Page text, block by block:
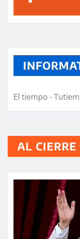
El tiempo -
AL CIERRE